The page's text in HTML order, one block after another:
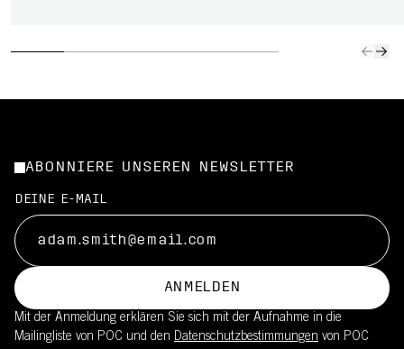
ABONNIERE UNSEREN NEWSLETTER
DEINE E-MAIL
ANMELDEN
Mit der Anmeldung erklären Sie sich mit der Aufnahme in die
Mailingliste von POC und den Datenschutzbestimmungen von POC